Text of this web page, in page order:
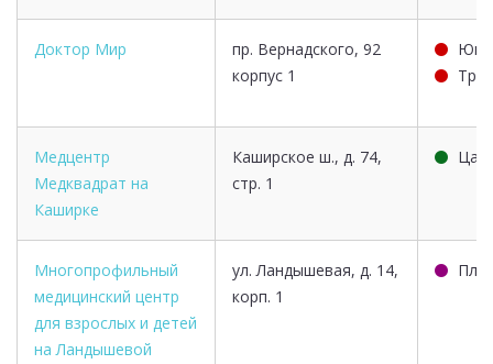
Доктор Мир
пр. Вернадского, 92
корпус 1
Медцентр
Медквадрат на
Каширке
Каширское ш., д. 74,
стр. 1
Многопрофильный
медицинский центр
для взрослых и детей
на Ландышевой
ул. Ландышевая, д. 14,
корп. 1